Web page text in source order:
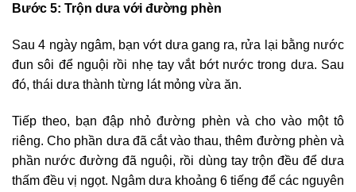
Bước 5: Trộn dưa với đường phèn
Sau 4 ngày ngâm, bạn vớt dưa gang ra, rửa lại bằng nước
đun sôi để nguội rồi nhẹ tay vắt bớt nước trong dưa. Sau
đó, thái dưa thành từng lát mỏng vừa ăn.
Tiếp theo, bạn đập nhỏ đường phèn và cho vào một tô
riêng. Cho phần dưa đã cắt vào thau, thêm đường phèn và
phần nước đường đã nguội, rồi dùng tay trộn đều để dưa
thấm đều vị ngọt. Ngâm dưa khoảng 6 tiếng để các nguyên